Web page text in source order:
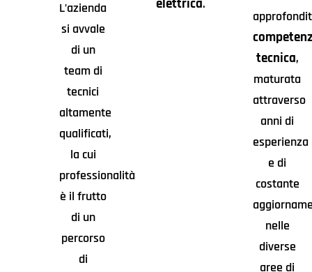
L’azienda
si avvale
di un
team di
tecnici
altamente
qualificati,
la cui
professionalità
è il frutto
di un
percorso
di
elettrica.
tecnica,
maturata
attraverso
anni di
esperienza
e di
costante
nelle
diverse
aree di